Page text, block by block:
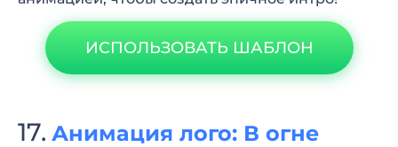
ИСПОЛЬЗОВАТЬ ШАБЛОН
Анимация лого: В огне